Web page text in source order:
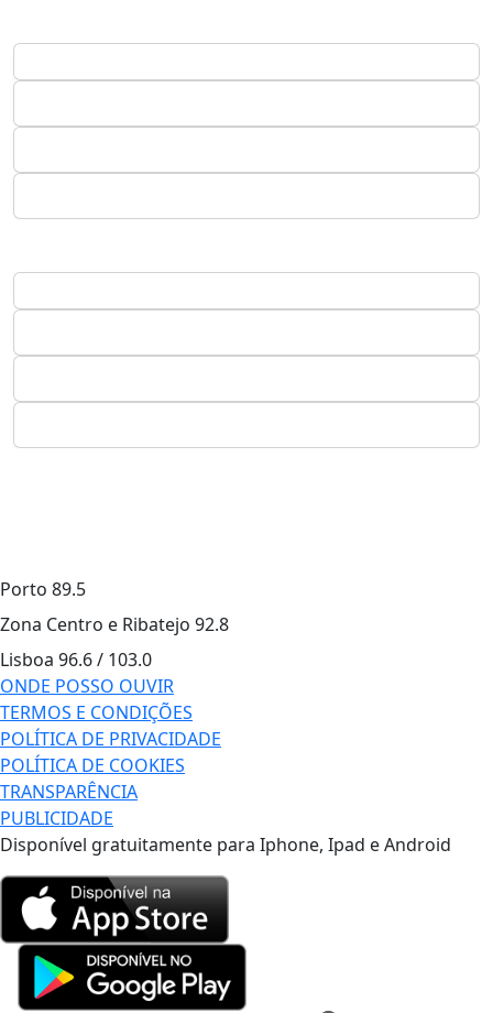
Porto 89.5
Zona Centro e Ribatejo 92.8
Lisboa 96.6 / 103.0
ONDE POSSO OUVIR
TERMOS E CONDIÇÕES
POLÍTICA DE PRIVACIDADE
POLÍTICA DE COOKIES
TRANSPARÊNCIA
PUBLICIDADE
Disponível gratuitamente para Iphone, Ipad e Android